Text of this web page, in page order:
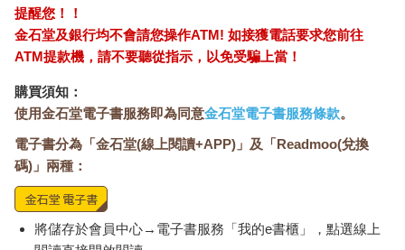
提醒您！！
金石堂及銀行均不會請您操作ATM! 如接獲電話要求您前往
ATM提款機，請不要聽從指示，以免受騙上當！
購買須知：
使用金石堂電子書服務即為同意金石堂電子書服務條款。
電子書分為「金石堂(線上閱讀+APP)」及「Readmoo(兌換
碼)」兩種：
將儲存於會員中心→電子書服務「我的e書櫃」，點選線上